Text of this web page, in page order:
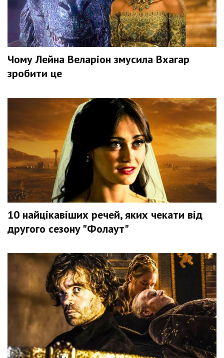
Чому Лейна Веларіон змусила Вхагар
зробити це
10 найцікавіших речей, яких чекати від
другого сезону "Фолаут"